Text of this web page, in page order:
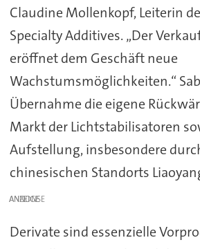
Claudine Mollenkopf, Leiterin
Specialty Additives. „Der
eröffnet dem Geschäft neue
Wachstumsmöglichkeiten.“
Übernahme die eigene
Markt der Lichtstabilisatoren
Aufstellung, insbesondere
chinesischen Standorts
ANZEIGE
Derivate sind essenzielle